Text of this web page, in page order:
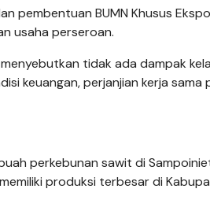
pembentuan BUMN Khusus
usaha perseroan.
tidak ada dampak
keuangan, perjanjian kerja sama
perkebunan sawit di
produksi terbesar di